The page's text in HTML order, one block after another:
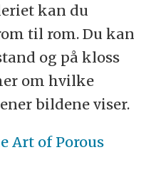
kan du
til rom. Du kan
og på kloss
om hvilke
bildene viser.
Art of Porous